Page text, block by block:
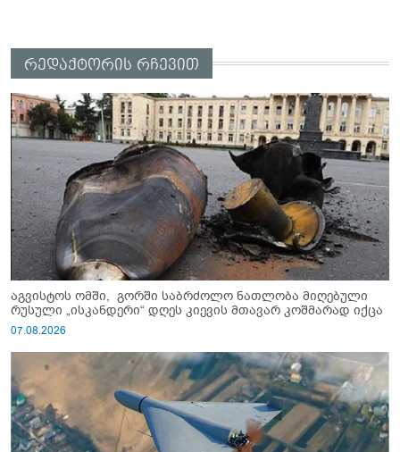
რედაქტორის რჩევით
აგვისტოს ომში, გორში საბრძოლო ნათლობა მიღებული
რუსული „ისკანდერი“ დღეს კიევის მთავარ კოშმარად იქცა
07.08.2026